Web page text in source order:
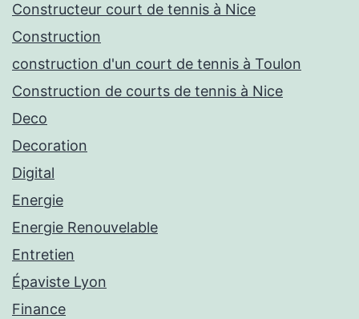
Constructeur court de tennis à Nice
Construction
construction d'un court de tennis à Toulon
Construction de courts de tennis à Nice
Deco
Decoration
Digital
Energie
Energie Renouvelable
Entretien
Épaviste Lyon
Finance